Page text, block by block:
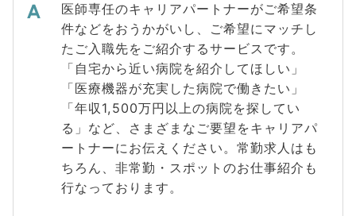
医師専任のキャリアパートナーがご希望条
件などをおうかがいし、ご希望にマッチし
たご入職先をご紹介するサービスです。
「自宅から近い病院を紹介してほしい」
「医療機器が充実した病院で働きたい」
「年収1,500万円以上の病院を探してい
る」など、さまざまなご要望をキャリアパ
ートナーにお伝えください。常勤求人はも
ちろん、非常勤・スポットのお仕事紹介も
行なっております。